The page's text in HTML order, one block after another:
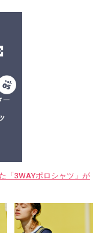
「3WAYポロシャツ」が